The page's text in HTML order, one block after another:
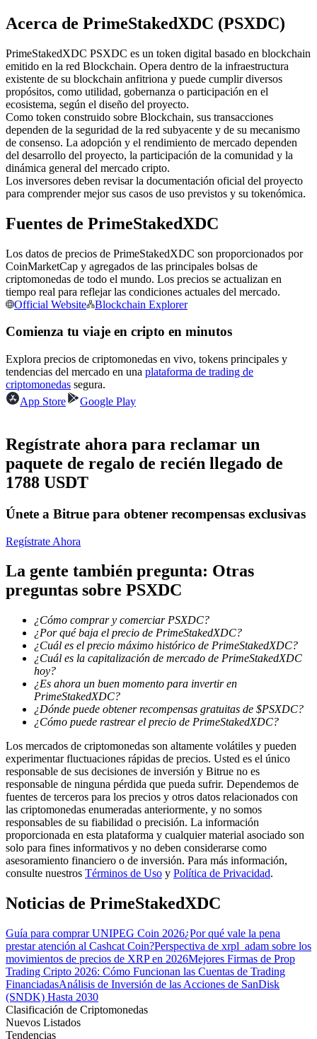
Futuros del USDC
Futuros que utilizan USDC como garantía
Copiar Trading
Únete a los mejores traders
Disfruta del reparto de beneficios y comisiones de copy trading
Información
Análisis de big data que incluye información comercial, etc.
Guía
Guía de inicio de futuros
Estrategias comerciales
Aprenda cómo mantenerse rentable
Acerca de PrimeStakedXDC (PSXDC)
PrimeStakedXDC PSXDC es un token digital basado en blockchain
emitido en la red Blockchain. Opera dentro de la infraestructura
existente de su blockchain anfitriona y puede cumplir diversos
propósitos, como utilidad, gobernanza o participación en el
ecosistema, según el diseño del proyecto.
Como token construido sobre Blockchain, sus transacciones
dependen de la seguridad de la red subyacente y de su mecanismo
de consenso. La adopción y el rendimiento de mercado dependen
del desarrollo del proyecto, la participación de la comunidad y la
dinámica general del mercado cripto.
Los inversores deben revisar la documentación oficial del proyecto
para comprender mejor sus casos de uso previstos y su tokenómica.
Fuentes de PrimeStakedXDC
Los datos de precios de PrimeStakedXDC son proporcionados por
CoinMarketCap y agregados de las principales bolsas de
criptomonedas de todo el mundo. Los precios se actualizan en
tiempo real para reflejar las condiciones actuales del mercado.
Official Website
Blockchain Explorer
Comienza tu viaje en cripto en minutos
Explora precios de criptomonedas en vivo, tokens principales y
tendencias del mercado en una plataforma de trading de
criptomonedas segura.
App Store
Google Play
Regístrate ahora para reclamar un
paquete de regalo de recién llegado de
1788 USDT
Únete a Bitrue para obtener recompensas exclusivas
Regístrate Ahora
La gente también pregunta: Otras
preguntas sobre PSXDC
¿Cómo comprar y comerciar PSXDC?
¿Por qué baja el precio de PrimeStakedXDC?
¿Cuál es el precio máximo histórico de PrimeStakedXDC?
¿Cuál es la capitalización de mercado de PrimeStakedXDC
hoy?
¿Es ahora un buen momento para invertir en
PrimeStakedXDC?
¿Dónde puede obtener recompensas gratuitas de $PSXDC?
¿Cómo puede rastrear el precio de PrimeStakedXDC?
Los mercados de criptomonedas son altamente volátiles y pueden
experimentar fluctuaciones rápidas de precios. Usted es el único
responsable de sus decisiones de inversión y Bitrue no es
responsable de ninguna pérdida que pueda sufrir. Dependemos de
fuentes de terceros para los precios y otros datos relacionados con
las criptomonedas enumeradas anteriormente, y no somos
responsables de su fiabilidad o precisión. La información
proporcionada en esta plataforma y cualquier material asociado son
solo para fines informativos y no deben considerarse como
asesoramiento financiero o de inversión. Para más información,
consulte nuestros Términos de Uso y Política de Privacidad.
Noticias de PrimeStakedXDC
Guía para comprar UNIPEG Coin 2026¿Por qué vale la pena
prestar atención al Cashcat Coin?Perspectiva de xrpl_adam sobre los
movimientos de precios de XRP en 2026Mejores Firmas de Prop
Trading Cripto 2026: Cómo Funcionan las Cuentas de Trading
FinanciadasAnálisis de Inversión de las Acciones de SanDisk
(SNDK) Hasta 2030
Clasificación de Criptomonedas
Nuevos Listados
Tendencias